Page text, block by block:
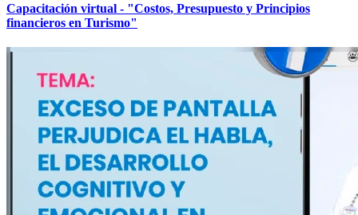
Capacitación virtual - "Costos, Presupuesto y Principios
financieros en Turismo"